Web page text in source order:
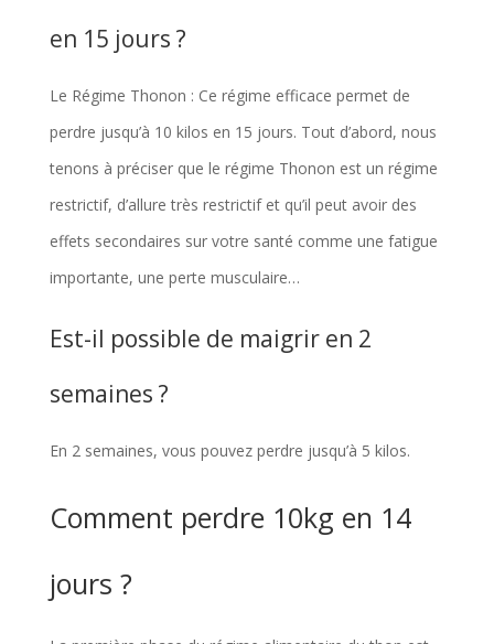
en 15 jours ?
Le Régime Thonon : Ce régime efficace permet de
perdre jusqu’à 10 kilos en 15 jours. Tout d’abord, nous
tenons à préciser que le régime Thonon est un régime
restrictif, d’allure très restrictif et qu’il peut avoir des
effets secondaires sur votre santé comme une fatigue
importante, une perte musculaire…
Est-il possible de maigrir en 2
semaines ?
En 2 semaines, vous pouvez perdre jusqu’à 5 kilos.
Comment perdre 10kg en 14
jours ?